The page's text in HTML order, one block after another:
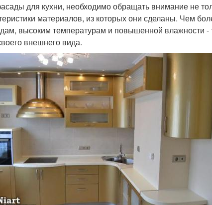
для кухни, необходимо обращать внимание не
материалов, из которых они сделаны. Чем
высоким температурам и повышенной влажности
внешнего вида.